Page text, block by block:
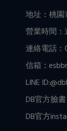
地址：桃園
營業時間：
連絡電話：
信箱：
LINE
DB官方臉書
DB官方